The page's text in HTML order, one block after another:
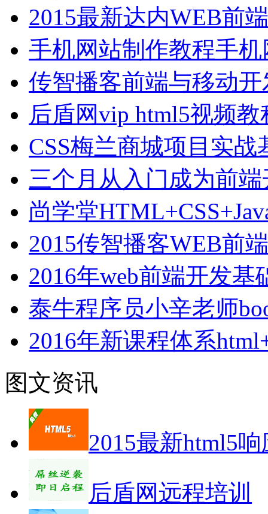
2015最新达内WEB前
手机网站制作教程手
传智播客前端与移动
后盾网vip html5视频
CSS梅兰商城项目实战
三个月从入门成为前
尚学堂
2015传智播客WEB前
2016年web前端开发基
泰牛程序员小辛老师
2016年新课程体系
图文资讯
2015最新html5响
后盾网远程培训